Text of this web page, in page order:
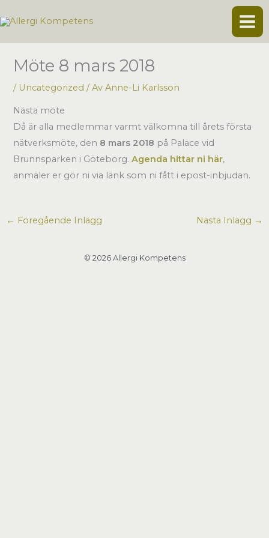
till
Möte 8 mars 2018
/ Uncategorized / AvAnne-Li Karlsson
Nästa möte
Då är alla medlemmar varmt välkomna till årets första
nätverksmöte, den 8 mars 2018 på Palace vid
Brunnsparken i Göteborg.Agenda hittar ni här,
anmäler er gör ni via länk som ni fått i epost-inbjudan.
← Föregående Inlägg Nästa Inlägg →
© 2026 Allergi Kompetens